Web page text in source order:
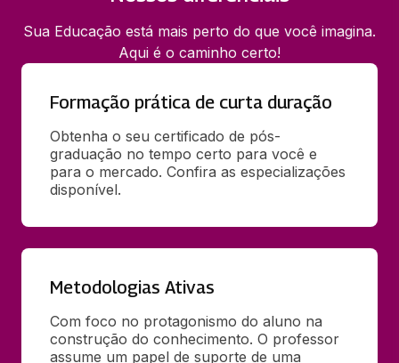
Sua Educação está mais perto do que você imagina.
Aqui é o caminho certo!
Formação prática de curta duração
Obtenha o seu certificado de pós-
graduação no tempo certo para você e
para o mercado. Confira as especializações
disponível.
Metodologias Ativas
Com foco no protagonismo do aluno na
construção do conhecimento. O professor
assume um papel de suporte de uma